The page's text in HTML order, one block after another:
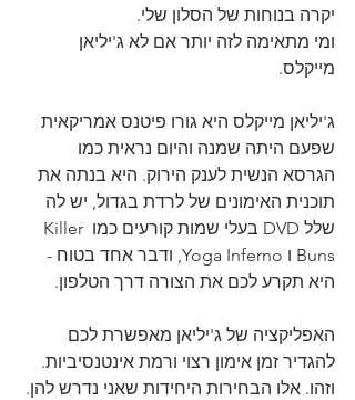
יקרה בנוחות של הסלון שלי.
ומי מתאימה לזה יותר אם לא ג'יליאן
מייקלס.
ג'יליאן מייקלס היא גורו פיטנס אמריקאית
שפעם היתה שמנה והיום נראית כמו
הגרסא הנשית לענק הירוק. היא בנתה את
תוכנית האימונים של לרדת בגדול, יש לה
שלל DVD בעלי שמות קורעים כמו Killer
Buns ו Yoga Inferno, ודבר אחד בטוח -
היא תקרע לכם את הצורה דרך הטלפון.
האפליקציה של ג'יליאן מאפשרת לכם
להגדיר זמן אימון רצוי ורמת אינטנסיביות.
וזהו. אלו הבחירות היחידות שאני נדרש להן.